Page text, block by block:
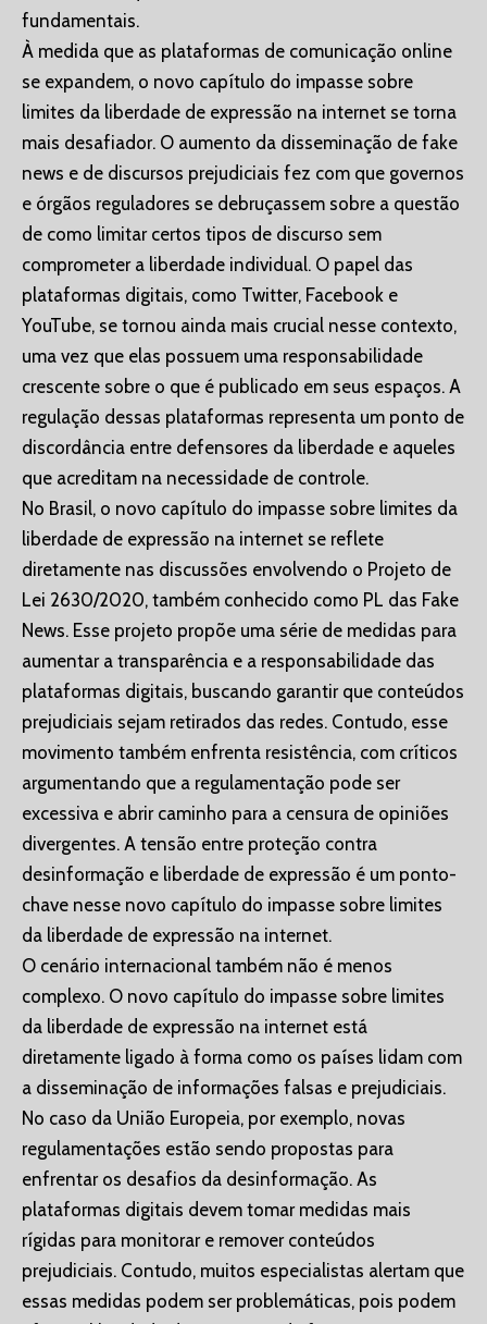
fundamentais.
À medida que as plataformas de comunicação online
se expandem, o novo capítulo do impasse sobre
limites da liberdade de expressão na internet se torna
mais desafiador. O aumento da disseminação de fake
news e de discursos prejudiciais fez com que governos
e órgãos reguladores se debruçassem sobre a questão
de como limitar certos tipos de discurso sem
comprometer a liberdade individual. O papel das
plataformas digitais, como Twitter, Facebook e
YouTube, se tornou ainda mais crucial nesse contexto,
uma vez que elas possuem uma responsabilidade
crescente sobre o que é publicado em seus espaços. A
regulação dessas plataformas representa um ponto de
discordância entre defensores da liberdade e aqueles
que acreditam na necessidade de controle.
No Brasil, o novo capítulo do impasse sobre limites da
liberdade de expressão na internet se reflete
diretamente nas discussões envolvendo o Projeto de
Lei 2630/2020, também conhecido como PL das Fake
News. Esse projeto propõe uma série de medidas para
aumentar a transparência e a responsabilidade das
plataformas digitais, buscando garantir que conteúdos
prejudiciais sejam retirados das redes. Contudo, esse
movimento também enfrenta resistência, com críticos
argumentando que a regulamentação pode ser
excessiva e abrir caminho para a censura de opiniões
divergentes. A tensão entre proteção contra
desinformação e liberdade de expressão é um ponto-
chave nesse novo capítulo do impasse sobre limites
da liberdade de expressão na internet.
O cenário internacional também não é menos
complexo. O novo capítulo do impasse sobre limites
da liberdade de expressão na internet está
diretamente ligado à forma como os países lidam com
a disseminação de informações falsas e prejudiciais.
No caso da União Europeia, por exemplo, novas
regulamentações estão sendo propostas para
enfrentar os desafios da desinformação. As
plataformas digitais devem tomar medidas mais
rígidas para monitorar e remover conteúdos
prejudiciais. Contudo, muitos especialistas alertam que
essas medidas podem ser problemáticas, pois podem